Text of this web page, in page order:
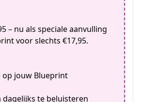
– nu als speciale aanvulling
voor slechts €17,95.
op jouw Blueprint
te beluisteren